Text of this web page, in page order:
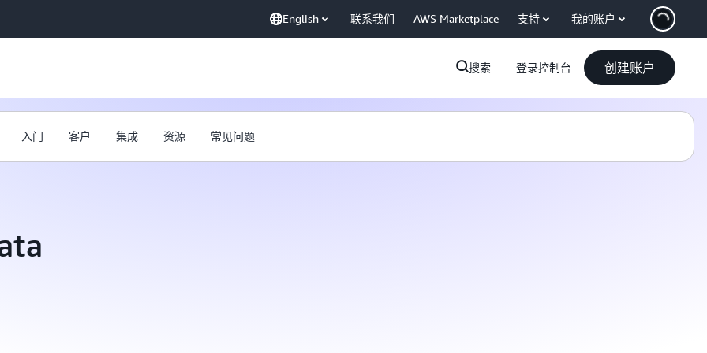
English 联系我们 AWS Marketplace 支持 我的账户
搜索 登录控制台 创建账户
入门 客户 集成 资源 常见问题